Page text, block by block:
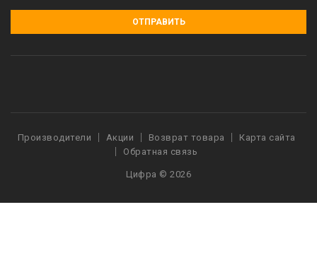
ОТПРАВИТЬ
Производители Акции Возврат товара
Карта сайта
Обратная связь
Цифра © 2026